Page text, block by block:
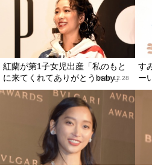
紅蘭が第1子女児出産「私のもと
に来てくれてありがとうbaby」
2018.12.28
す
ー